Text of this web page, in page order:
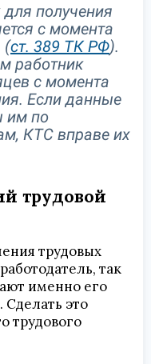
получения
с момента
(ст. 389 ТК РФ).
работник
с момента
Если данные
им по
КТС вправе их
трудовой
трудовых
так
именно его
Сделать это
трудового